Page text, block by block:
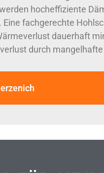
hocheffiziente
fachgerechte
dauerhaft
durch